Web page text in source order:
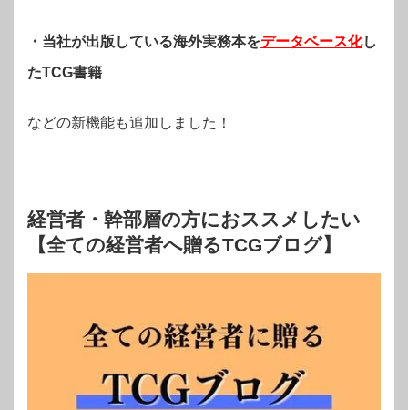
・当社が出版している海外実務本をデータベース化し
たTCG書籍
などの新機能も追加しました！
経営者・幹部層の方におススメしたい
【全ての経営者へ贈るTCGブログ】